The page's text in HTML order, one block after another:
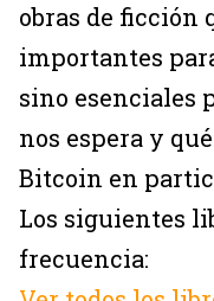
obras de ficción
importantes
sino esenciales
nos espera y
Bitcoin en
Los siguientes
frecuencia: